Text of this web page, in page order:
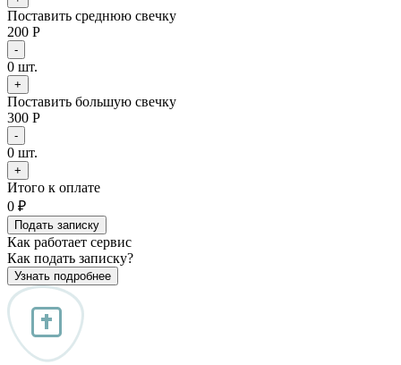
Поставить среднюю свечку
200 Р
-
0 шт.
+
Поставить большую свечку
300 Р
-
0 шт.
+
Итого к оплате
0 ₽
Подать записку
Как работает сервис
Как подать записку?
Узнать подробнее